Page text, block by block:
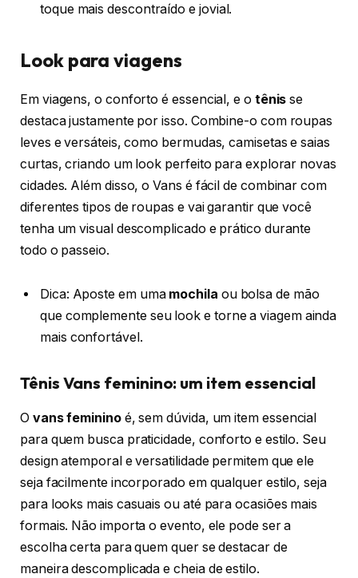
toque mais descontraído e jovial.
Look para viagens
Em viagens, o conforto é essencial, e o tênisse
destaca justamente por isso. Combine-o com roupas
leves e versáteis, como bermudas, camisetas e saias
curtas, criando um look perfeito para explorar novas
cidades. Além disso, o Vans é fácil de combinar com
diferentes tipos de roupas e vai garantir que você
tenha um visual descomplicado e prático durante
todo o passeio.
Dica: Aposte em uma mochila ou bolsa de mão
que complemente seu look e torne a viagem ainda
mais confortável.
Tênis Vans feminino: um item essencial
O vans femininoé, sem dúvida, um item essencial
para quem busca praticidade, conforto e estilo. Seu
design atemporal e versatilidade permitem que ele
seja facilmente incorporado em qualquer estilo, seja
para looks mais casuais ou até para ocasiões mais
formais. Não importa o evento, ele pode ser a
escolha certa para quem quer se destacar de
maneira descomplicada e cheia de estilo.